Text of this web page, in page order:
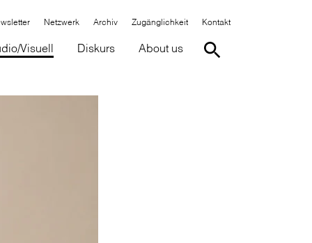
Netzwerk Archiv Zugänglichkeit Kontakt
Visuell Diskurs About us